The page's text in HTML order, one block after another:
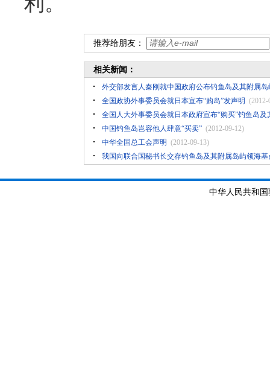
推荐给朋友：
相关新闻：
外交部发言人秦刚就中国政府公布钓鱼岛及其附属
全国政协外事委员会就日本宣布“购岛”发声明 (2012-
全国人大外事委员会就日本政府宣布“购买”钓鱼岛
中国钓鱼岛岂容他人肆意“买卖” (2012-09-12)
中华全国总工会声明 (2012-09-13)
我国向联合国秘书长交存钓鱼岛及其附属岛屿领海
中华人民共和